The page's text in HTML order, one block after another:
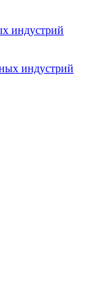
индустрий
индустрий